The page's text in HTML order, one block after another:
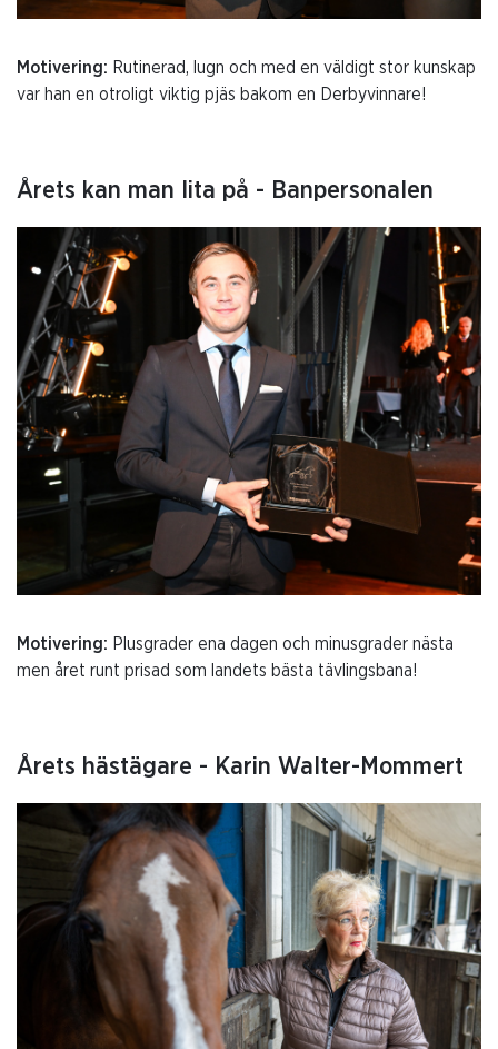
Motivering: Rutinerad, lugn och med en väldigt stor kunskap
var han en otroligt viktig pjäs bakom en Derbyvinnare!
Årets kan man lita på - Banpersonalen
Motivering: Plusgrader ena dagen och minusgrader nästa
men året runt prisad som landets bästa tävlingsbana!
Årets hästägare - Karin Walter-Mommert